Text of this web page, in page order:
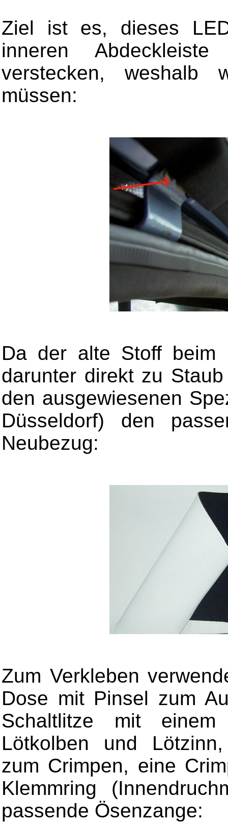
Ziel ist es, dieses
inneren
verstecken, weshalb
müssen:
Da der alte Stoff beim
darunter direkt zu
den ausgewiesenen
Düsseldorf) den
Neubezug:
Zum Verkleben
Dose mit Pinsel zum
Schaltlitze mit einem
Lötkolben und
zum Crimpen, eine
Klemmring
passende Ösenzange: